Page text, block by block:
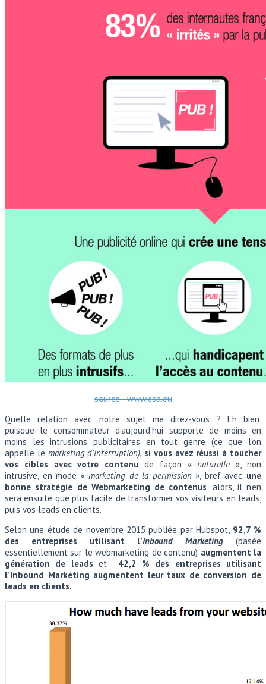
source : www.csa.eu
Quelle relation avec notre sujet me direz-vous ? Eh bien,
puisque le consommateur d’aujourd’hui supporte de moins en
moins les intrusions publicitaires en tout genre (ce que l’on
appelle le marketing d’interruption), si vous avez réussi à toucher
vos cibles avec votre contenu de façon «naturelle », non
intrusive, en mode «marketing de la permission», bref avec une
bonne stratégie de Webmarketing de contenus, alors, il n’en
sera ensuite que plus facile de transformer vos visiteurs en leads,
puis vos leads en clients.
Selon une étude de novembre 2015 publiée par Hubspot, 92,7 %
des entreprises utilisant l’Inbound Marketing (basée
essentiellement sur le webmarketing de contenu) augmentent la
génération de leads et
42,2 % des entreprises utilisant
l’Inbound Marketing augmentent leur taux de conversion de
leads en clients.